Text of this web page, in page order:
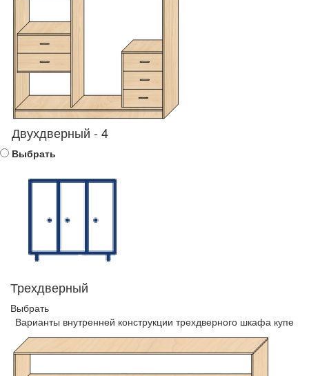
Двухдверный - 4
Выбрать
Трехдверный
Выбрать
Варианты внутренней конструкции трехдверного шкафа купе